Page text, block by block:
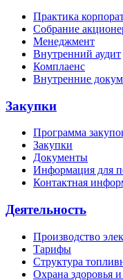
Практика
Собрание
Менеджмент
Внутренний аудит
Комплаенс
Внутренние
Закупки
Программа
Закупки
Документы
Информация для
Контактная
Деятельность
Производство
Тарифы
Структура
Охрана здоровья и